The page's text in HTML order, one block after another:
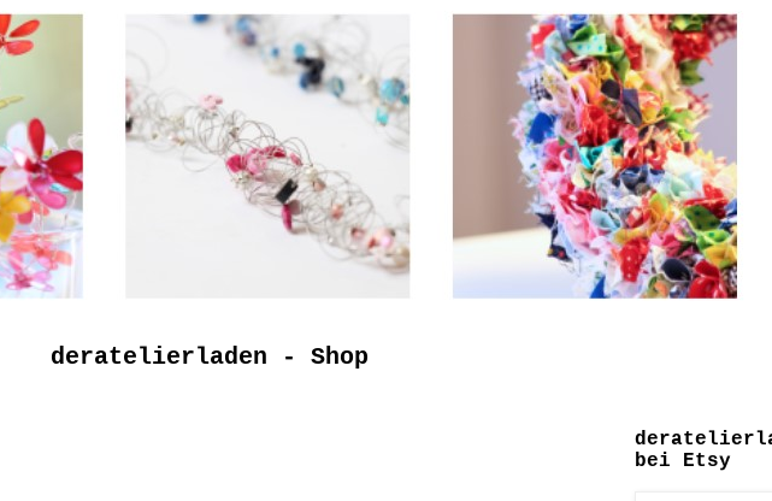
deratelierladen - Shop
bei Etsy